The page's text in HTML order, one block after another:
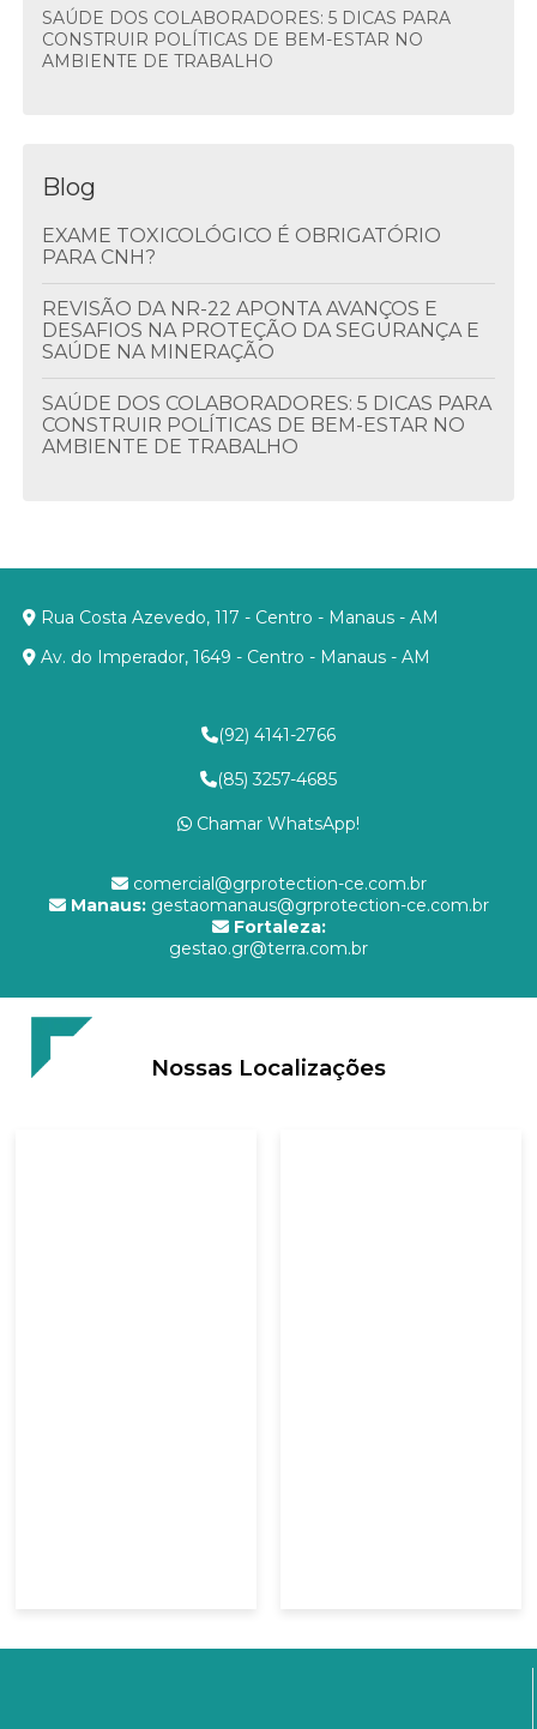
SAÚDE DOS COLABORADORES: 5 DICAS PARA
CONSTRUIR POLÍTICAS DE BEM-ESTAR NO
AMBIENTE DE TRABALHO
Blog
EXAME TOXICOLÓGICO É OBRIGATÓRIO
PARA CNH?
REVISÃO DA NR-22 APONTA AVANÇOS E
DESAFIOS NA PROTEÇÃO DA SEGURANÇA E
SAÚDE NA MINERAÇÃO
SAÚDE DOS COLABORADORES: 5 DICAS PARA
CONSTRUIR POLÍTICAS DE BEM-ESTAR NO
AMBIENTE DE TRABALHO
Rua Costa Azevedo, 117 - Centro - Manaus - AM
Av. do Imperador, 1649 - Centro - Manaus - AM
(92) 4141-2766
(85) 3257-4685
Chamar WhatsApp!
comercial@grprotection-ce.com.br
Manaus:gestaomanaus@grprotection-ce.com.br
Fortaleza:
gestao.gr@terra.com.br
Nossas Localizações